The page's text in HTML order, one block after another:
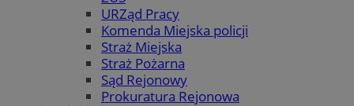
URZąd Pracy
Komenda Miejska policji
Straż Miejska
Straż Pożarna
Sąd Rejonowy
Prokuratura Rejonowa